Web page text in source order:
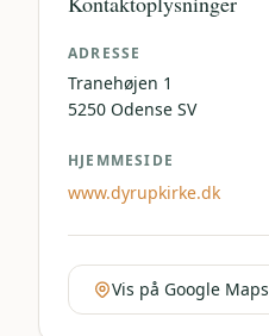
ADRESSE
Tranehøjen 1
5250 Odense SV
HJEMMESIDE
www.dyrupkirke.dk
Vis på Google Maps